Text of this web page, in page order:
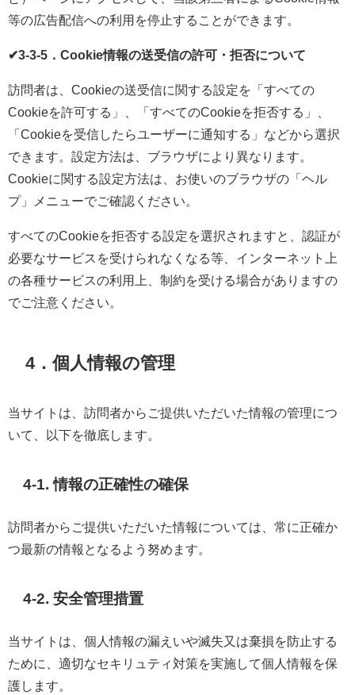
等の広告配信への利用を停止することができます。
✔3-3-5．Cookie情報の送受信の許可・拒否について
訪問者は、Cookieの送受信に関する設定を「すべての
Cookieを許可する」、「すべてのCookieを拒否する」、
「Cookieを受信したらユーザーに通知する」などから選択
できます。設定方法は、ブラウザにより異なります。
Cookieに関する設定方法は、お使いのブラウザの「ヘル
プ」メニューでご確認ください。
すべてのCookieを拒否する設定を選択されますと、認証が
必要なサービスを受けられなくなる等、インターネット上
の各種サービスの利用上、制約を受ける場合がありますの
でご注意ください。
4．個人情報の管理
当サイトは、訪問者からご提供いただいた情報の管理につ
いて、以下を徹底します。
4-1. 情報の正確性の確保
訪問者からご提供いただいた情報については、常に正確か
つ最新の情報となるよう努めます。
4-2. 安全管理措置
当サイトは、個人情報の漏えいや滅失又は棄損を防止する
ために、適切なセキリュティ対策を実施して個人情報を保
護します。